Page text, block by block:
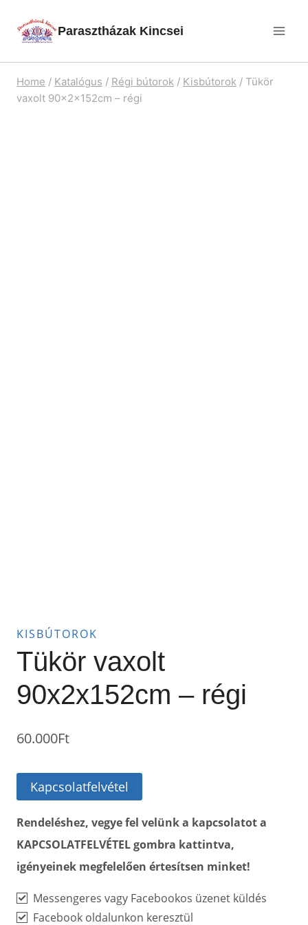
Parasztházak Kincsei
Home / Katalógus / Régi bútorok / Kisbútorok / Tükör
vaxolt 90x2x152cm – régi
KISBÚTOROK
Tükör vaxolt
90x2x152cm – régi
60.000Ft
Kapcsolatfelvétel
Rendeléshez, vegye fel velünk a kapcsolatot a
KAPCSOLATFELVÉTEL gombra kattintva,
igényeinek megfelelően értesítsen minket!
Messengeres vagy Facebookos üzenet küldés
Facebook oldalunkon keresztül